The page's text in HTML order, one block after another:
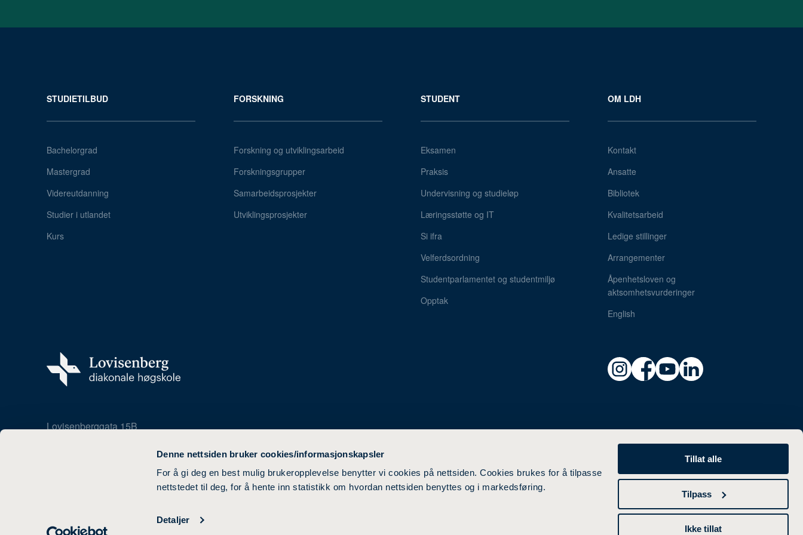
Denne nettsiden bruker cookies/informasjonskapsler
For å gi deg en best mulig brukeropplevelse benytter vi cookies på nettsiden. Cookies brukes for å tilpasse
nettstedet til deg, for å hente inn statistikk om hvordan nettsiden benyttes og i markedsføring.
Detaljer
Tillat alle
Tilpass
Ikke tillat
STUDIETILBUD
Bachelorgrad
Mastergrad
Videreutdanning
Studier i utlandet
Kurs
FORSKNING
Forskning og utviklingsarbeid
Forskningsgrupper
Samarbeidsprosjekter
Utviklingsprosjekter
STUDENT
Eksamen
Praksis
Undervisning og studieløp
Læringsstøtte og IT
Si ifra
Velferdsordning
Studentparlamentet og studentmiljø
Opptak
OM LDH
Kontakt
Ansatte
Bibliotek
Kvalitetsarbeid
Ledige stillinger
Arrangementer
Åpenhetsloven og
aktsomhetsvurderinger
English
Lovisenberggata 15B